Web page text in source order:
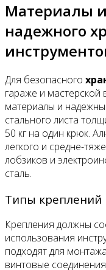
Материалы
надежного
Для безопасного
гараже и
материалы и
стального листа
50 кг на один крюк.
легкого и средне-
лобзиков и
сталь.
Типы креплений
Крепления должны
использования
подходят для
винтовые